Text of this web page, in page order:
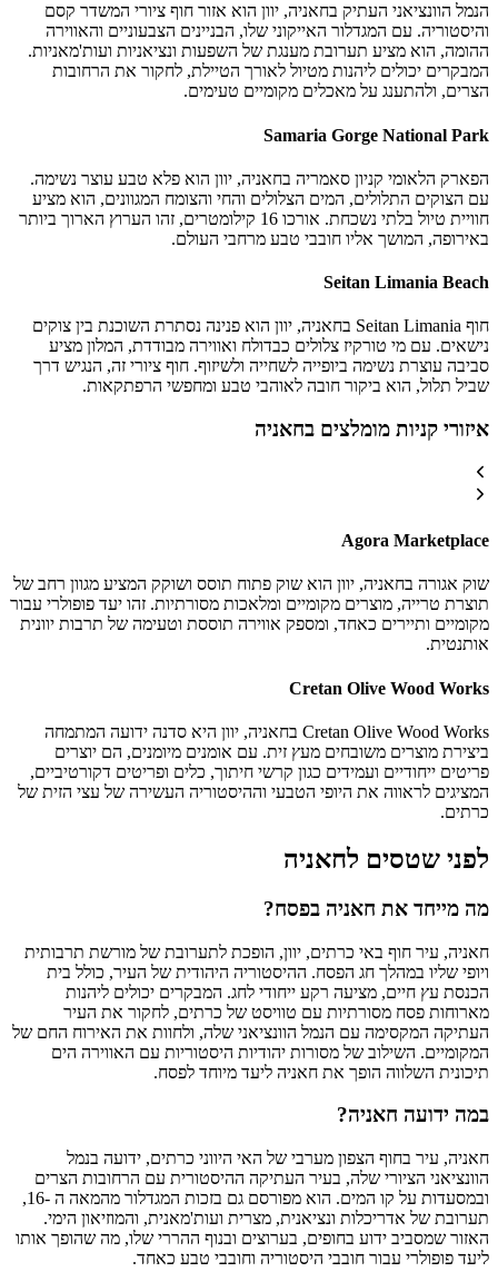
הנמל הוונציאני העתיק בחאניה, יוון הוא אזור חוף ציורי המשדר קסם
והיסטוריה. עם המגדלור האייקוני שלו, הבניינים הצבעוניים והאווירה
ההומה, הוא מציע תערובת מענגת של השפעות ונציאניות ועות'מאניות.
המבקרים יכולים ליהנות מטיול לאורך הטיילת, לחקור את הרחובות
הצרים, ולהתענג על מאכלים מקומיים טעימים.
Samaria Gorge National Park
הפארק הלאומי קניון סאמריה בחאניה, יוון הוא פלא טבע עוצר נשימה.
עם הצוקים התלולים, המים הצלולים והחי והצומח המגוונים, הוא מציע
חוויית טיול בלתי נשכחת. אורכו 16 קילומטרים, זהו הערוץ הארוך ביותר
באירופה, המושך אליו חובבי טבע מרחבי העולם.
Seitan Limania Beach
חוף Seitan Limania בחאניה, יוון הוא פנינה נסתרת השוכנת בין צוקים
נישאים. עם מי טורקיז צלולים כבדולח ואווירה מבודדת, המלון מציע
סביבה עוצרת נשימה ביופייה לשחייה ולשיזוף. חוף ציורי זה, הנגיש דרך
שביל תלול, הוא ביקור חובה לאוהבי טבע ומחפשי הרפתקאות.
איזורי קניות מומלצים בחאניה
Agora Marketplace
שוק אגורה בחאניה, יוון הוא שוק פתוח תוסס ושוקק המציע מגוון רחב של
תוצרת טרייה, מוצרים מקומיים ומלאכות מסורתיות. זהו יעד פופולרי עבור
מקומיים ותיירים כאחד, ומספק אווירה תוססת וטעימה של תרבות יוונית
אותנטית.
Cretan Olive Wood Works
Cretan Olive Wood Works בחאניה, יוון היא סדנה ידועה המתמחה
ביצירת מוצרים משובחים מעץ זית. עם אומנים מיומנים, הם יוצרים
פריטים ייחודיים ועמידים כגון קרשי חיתוך, כלים ופריטים דקורטיביים,
המציגים לראווה את היופי הטבעי וההיסטוריה העשירה של עצי הזית של
כרתים.
לפני שטסים לחאניה
מה מייחד את חאניה בפסח?
חאניה, עיר חוף באי כרתים, יוון, הופכת לתערובת של מורשת תרבותית
ויופי שליו במהלך חג הפסח. ההיסטוריה היהודית של העיר, כולל בית
הכנסת עץ חיים, מציעה רקע ייחודי לחג. המבקרים יכולים ליהנות
מארוחות פסח מסורתיות עם טוויסט של כרתים, לחקור את העיר
העתיקה המקסימה עם הנמל הוונציאני שלה, ולחוות את האירוח החם של
המקומיים. השילוב של מסורות יהודיות היסטוריות עם האווירה הים
תיכונית השלווה הופך את חאניה ליעד מיוחד לפסח.
במה ידועה חאניה?
חאניה, עיר בחוף הצפון מערבי של האי היווני כרתים, ידועה בנמל
הוונציאני הציורי שלה, בעיר העתיקה ההיסטורית עם הרחובות הצרים
ובמסעדות על קו המים. הוא מפורסם גם בזכות המגדלור מהמאה ה -16,
תערובת של אדריכלות ונציאנית, מצרית ועות'מאנית, והמוזיאון הימי.
האזור שמסביב ידוע בחופים, בערוצים ובנוף ההררי שלו, מה שהופך אותו
ליעד פופולרי עבור חובבי היסטוריה וחובבי טבע כאחד.